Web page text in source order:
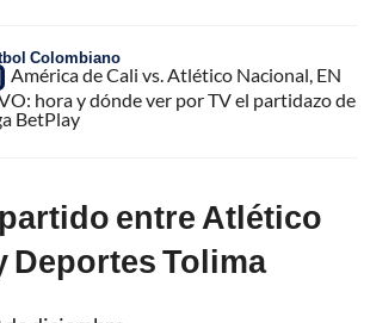
Colombiano
América de Cali vs. Atlético Nacional, EN
hora y dónde ver por TV el partidazo de
BetPlay
entre Atlético
Deportes Tolima